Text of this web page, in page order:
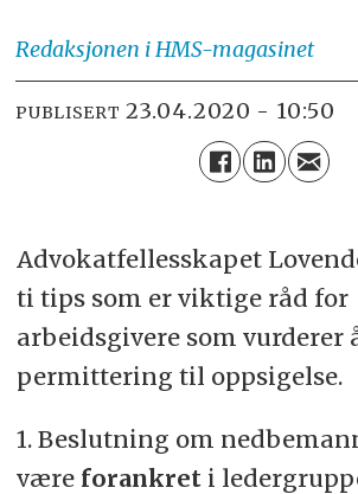
Redaksjonen i HMS-magasinet
PUBLISERT 23.04.2020 - 10:50
Advokatfellesskapet
ti tips som er viktige råd for
arbeidsgivere som vurderer
permittering til oppsigelse.
1. Beslutning om
være forankreti